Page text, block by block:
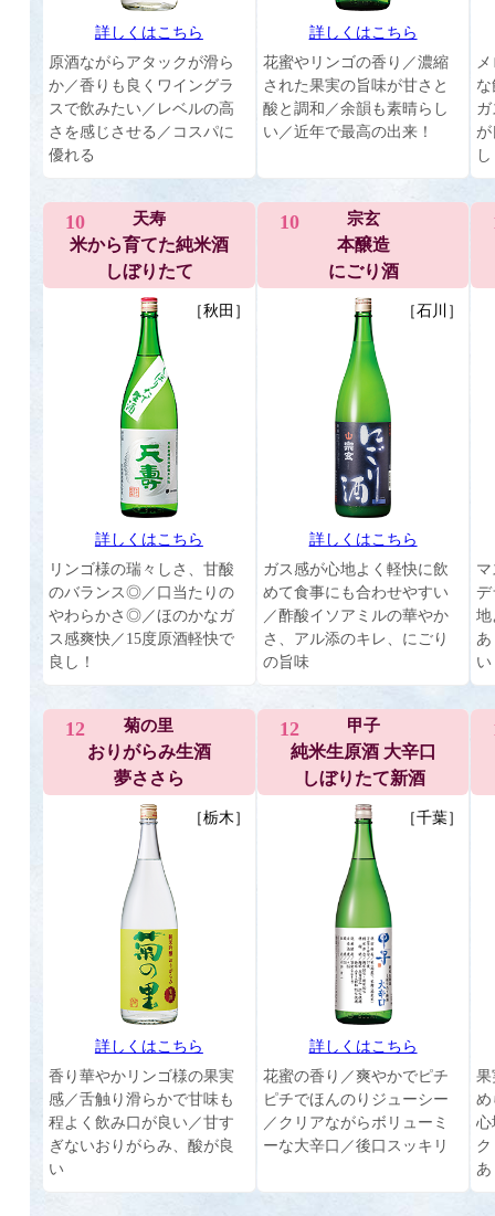
詳しくはこちら
原酒ながらアタックが滑ら
か／香りも良くワイングラ
スで飲みたい／レベルの高
さを感じさせる／コスパに
優れる
詳しくはこちら
花蜜やリンゴの香り／濃縮
された果実の旨味が甘さと
酸と調和／余韻も素晴らし
い／近年で最高の出来！
し
10 天寿
米から育てた純米酒
しぼりたて
［秋田］
詳しくはこちら
リンゴ様の瑞々しさ、甘酸
のバランス◎／口当たりの
やわらかさ◎／ほのかなガ
ス感爽快／15度原酒軽快で
良し！
10 宗玄
本醸造
にごり酒
［石川］
詳しくはこちら
ガス感が心地よく軽快に飲
めて食事にも合わせやすい
／酢酸イソアミルの華やか
さ、アル添のキレ、にごり
の旨味
デ
地
い
12 菊の里
おりがらみ生酒
夢ささら
［栃木］
詳しくはこちら
香り華やかリンゴ様の果実
感／舌触り滑らかで甘味も
程よく飲み口が良い／甘す
ぎないおりがらみ、酸が良
い
12 甲子
純米生原酒 大辛口
しぼりたて新酒
［千葉］
詳しくはこちら
花蜜の香り／爽やかでピチ
ピチでほんのりジューシー
／クリアながらボリューミ
ーな大辛口／後口スッキリ
果
め
心